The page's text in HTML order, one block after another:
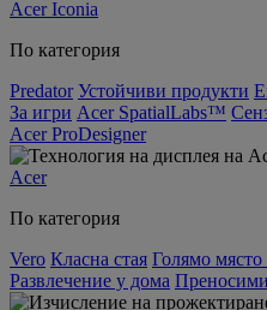
Acer Iconia
По категория
Predator Устойчиви продукти
За игри Acer SpatialLabs™
Acer ProDesigner
Acer
По категория
Vero Класна стая Голямо място
Развлечение у дома Преносими